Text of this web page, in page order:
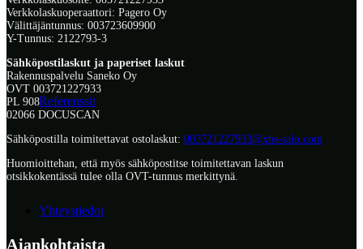
Referenssit
Yhteystiedot
Verkkolaskuoperaattori: Pagero Oy
Välittäjäntunnus: 003723609900
Y-Tunnus: 2122793-3
Sähköpostilaskut ja paperiset laskut
Rakennuspalvelu Saneko Oy
OVT 003721227933
PL 908
02066 DOCUSCAN
Sähköpostilla toimitettavat ostolaskut: 003721227933@xbs-salo.com
Huomioittehan, että myös sähköpostitse toimitettavan laskun
otsikkokentässä tulee olla OVT-tunnus merkittynä.
Ajankohtaista